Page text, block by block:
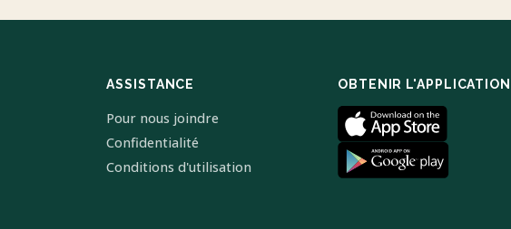
ASSISTANCE
Pour nous joindre
Confidentialité
Conditions d'utilisation
OBTENIR L'APPLICATION